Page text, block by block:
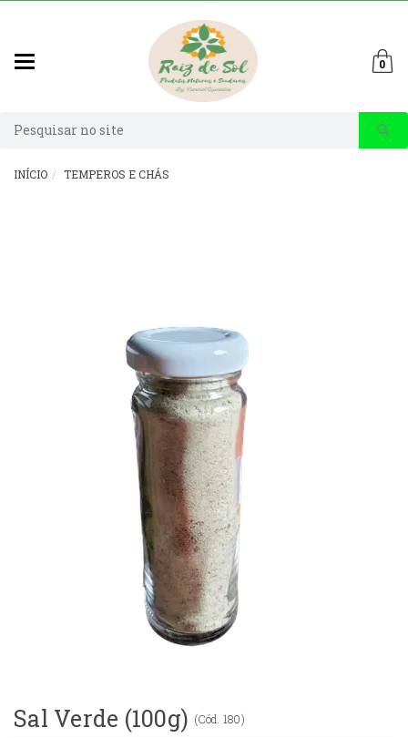
0
INÍCIO TEMPEROS E CHÁS
Sal Verde (100g) (Cód. 180)